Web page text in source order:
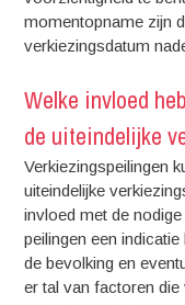
momentopname zijn
verkiezingsdatum
Welke invloed
de uiteindelijke
Verkiezingspeilingen
uiteindelijke
invloed met de
peilingen een
de bevolking en
er tal van factoren die